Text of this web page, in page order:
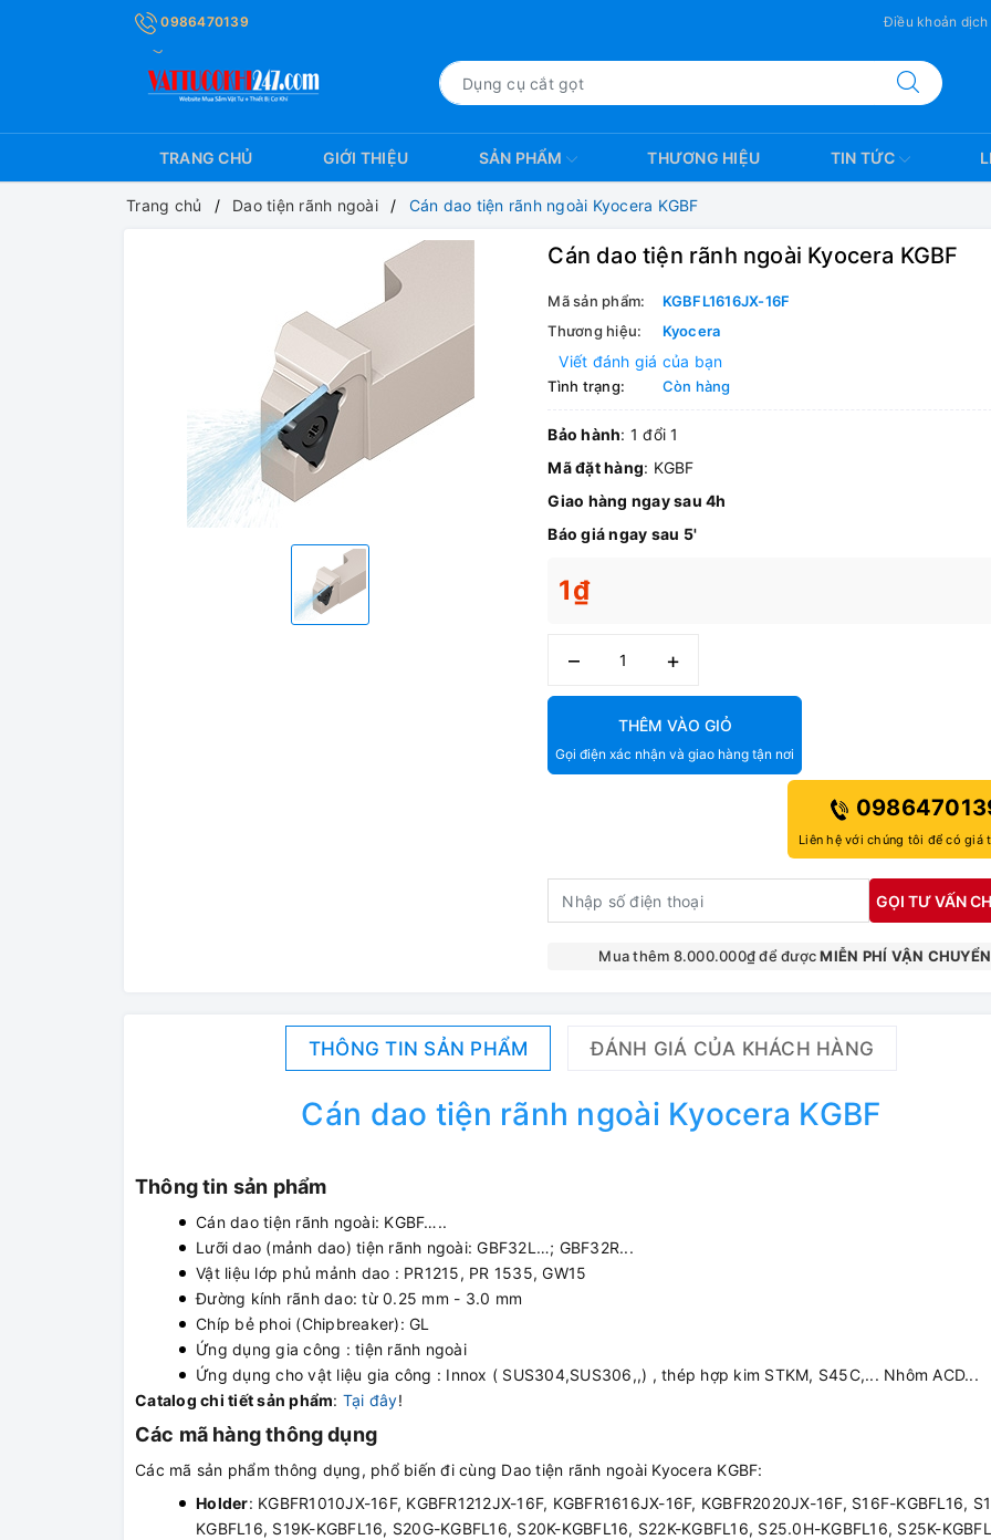
0986470139 Điều khoản dịch
TRANG CHỦ GIỚI THIỆU SẢN PHẨM THƯƠNG HIỆU TIN TỨC
Trang chủ Dao tiện rãnh ngoài Cán dao tiện rãnh ngoài Kyocera KGBF
Cán dao tiện rãnh ngoài Kyocera KGBF
Mã sản phẩm:
KGBFL1616JX-16F
Thương hiệu:
Kyocera
Viết đánh giá của bạn
Tình trạng: Còn hàng
Bảo hành: 1 đổi 1
Mã đặt hàng: KGBF
Giao hàng ngay sau 4h
Báo giá ngay sau 5'
1₫
– +
THÊM VÀO GIỎ
Gọi điện xác nhận và giao hàng tận nơi
Liên hệ với chúng tôi để có giá
GỌI TƯ VẤN
Mua thêm 8.000.000₫ để đượcMIỄN PHÍ VẬN CHUYỂN
THÔNG TIN SẢN PHẨM ĐÁNH GIÁ CỦA KHÁCH HÀNG
Cán dao tiện rãnh ngoài Kyocera KGBF
Thông tin sản phẩm
Cán dao tiện rãnh ngoài: KGBF…..
Lưỡi dao (mảnh dao) tiện rãnh ngoài: GBF32L…; GBF32R...
Vật liệu lớp phủ mảnh dao : PR1215, PR 1535, GW15
Đường kính rãnh dao: từ 0.25 mm - 3.0 mm
Chíp bẻ phoi (Chipbreaker): GL
Ứng dụng gia công : tiện rãnh ngoài
Ứng dụng cho vật liệu gia công : Innox ( SUS304,SUS306,,) , thép hợp kim STKM, S45C,... Nhôm ACD...
Catalog chi tiết sản phẩm: Tại đây!
Các mã hàng thông dụng
Các mã sản phẩm thông dụng, phổ biến đi cùng Dao tiện rãnh ngoài Kyocera KGBF:
Holder: KGBFR1010JX-16F, KGBFR1212JX-16F, KGBFR1616JX-16F, KGBFR2020JX-16F, S16F-KGBFL16,
KGBFL16, S19K-KGBFL16, S20G-KGBFL16, S20K-KGBFL16, S22K-KGBFL16, S25.0H-KGBFL16, S25K-